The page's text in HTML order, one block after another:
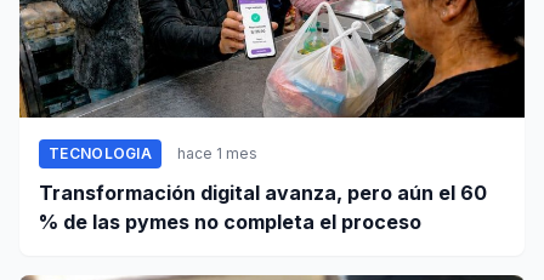
TECNOLOGIA hace 1 mes
Transformación digital avanza, pero aún el 60
% de las pymes no completa el proceso